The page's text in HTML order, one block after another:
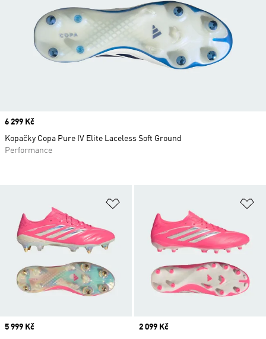
Price
5 999 Kč
Price
2 099 Kč
Price
6 299 Kč
Kopačky Copa Pure IV Elite Laceless Soft Ground
Performance